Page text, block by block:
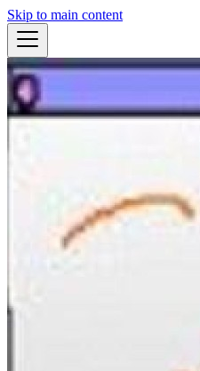
Skip to main content